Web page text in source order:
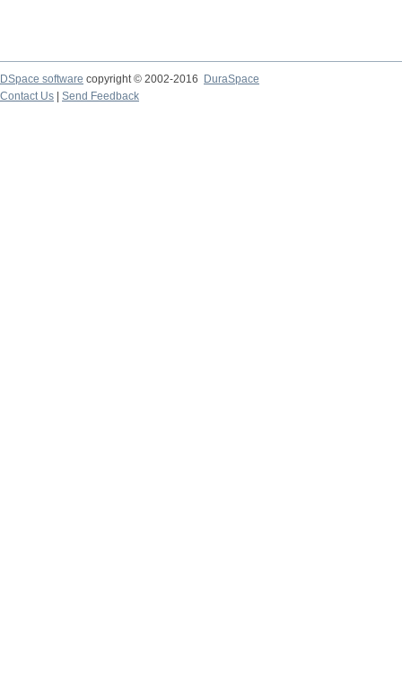
DSpace software copyright © 2002-2016
DuraSpace
Contact Us
Send Feedback